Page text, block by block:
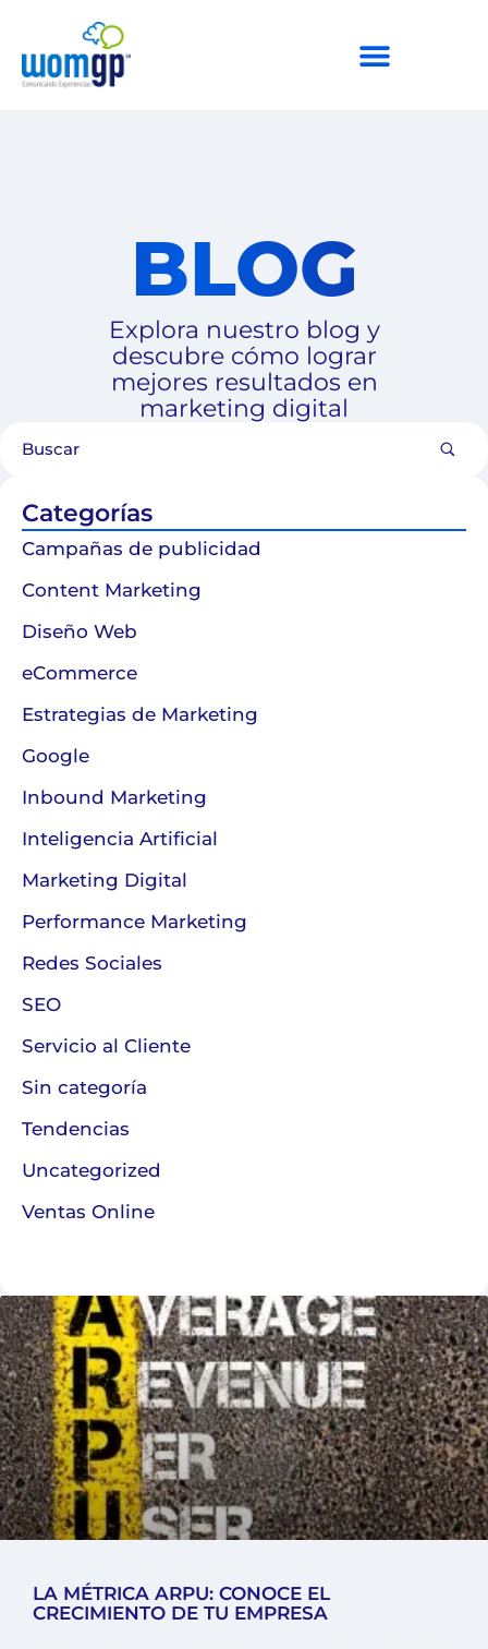
BLOG
Explora nuestro blog y
descubre cómo lograr
mejores resultados en
marketing digital
Categorías
Campañas de publicidad
Content Marketing
Diseño Web
eCommerce
Estrategias de Marketing
Google
Inbound Marketing
Inteligencia Artificial
Marketing Digital
Performance Marketing
Redes Sociales
SEO
Servicio al Cliente
Sin categoría
Tendencias
Uncategorized
Ventas Online
LA MÉTRICA ARPU: CONOCE EL
CRECIMIENTO DE TU EMPRESA